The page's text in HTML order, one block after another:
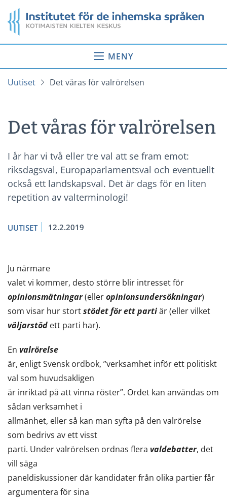
till
innehåll
Startsida
MENY
Uutiset Det våras för valrörelsen
Det våras för valrörelsen
I år har vi två eller tre val att se fram emot:
riksdagsval, Europaparlamentsval och eventuellt
också ett landskapsval. Det är dags för en liten
repetition av valterminologi!
UUTISET 12.2.2019
Ju närmare
valet vi kommer, desto större blir intresset för
opinionsmätningar(elleropinionsundersökningar)
som visar hur stortstödet för ett partiär (eller vilket
väljarstöd ett parti har).
En valrörelse
är, enligt Svensk ordbok, ”verksamhet inför ett politiskt
val som huvudsakligen
är inriktad på att vinna röster”. Ordet kan användas om
sådan verksamhet i
allmänhet, eller så kan man syfta på den valrörelse
som bedrivs av ett visst
parti. Under valrörelsen ordnas flera valdebatter, det
vill säga
paneldiskussioner där kandidater från olika partier får
argumentera för sina